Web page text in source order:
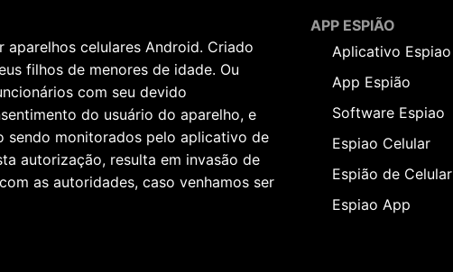
celulares Android. Criado
filhos de menores de idade. Ou
com seu devido
do usuário do aparelho, e
sendo monitorados pelo aplicativo de
autorização, resulta em invasão de
as autoridades, caso venhamos ser
APP ESPIÃO
Aplicativo Espiao
App Espião
Software Espiao
Espiao Celular
Espião de Celular
Espiao App